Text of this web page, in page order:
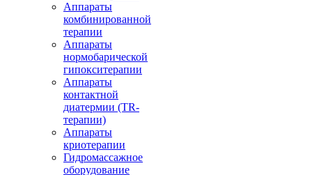
Аппараты
комбинированной
терапии
Аппараты
нормобарической
гипокситерапии
Аппараты
контактной
диатермии (TR-
терапии)
Аппараты
криотерапии
Гидромассажное
оборудование